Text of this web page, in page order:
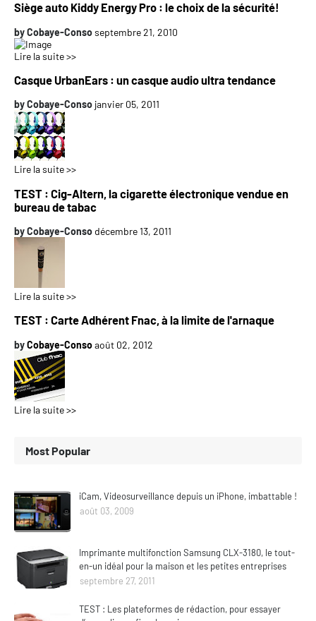
Siège auto Kiddy Energy Pro : le choix de la sécurité!
byCobaye-Consoseptembre 21, 2010
Lire la suite >>
Casque UrbanEars : un casque audio ultra tendance
byCobaye-Conso janvier 05, 2011
Lire la suite >>
TEST : Cig-Altern, la cigarette électronique vendue en
bureau de tabac
byCobaye-Conso décembre 13, 2011
Lire la suite >>
TEST : Carte Adhérent Fnac, à la limite de l'arnaque
byCobaye-Consoaoût 02, 2012
Lire la suite >>
Most Popular
iCam, Videosurveillance depuis un iPhone, imbattable !
août 03, 2009
Imprimante multifonction Samsung CLX-3180, le tout-
en-un idéal pour la maison et les petites entreprises
septembre 27, 2011
TEST : Les plateformes de rédaction, pour essayer